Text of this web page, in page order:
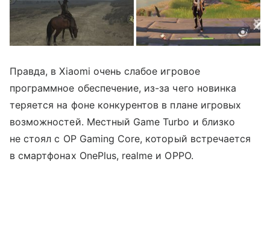
Правда, в Xiaomi очень слабое игровое
программное обеспечение, из-за чего новинка
теряется на фоне конкурентов в плане игровых
возможностей. Местный Game Turbo и близко
не стоял с OP Gaming Core, который встречается
в смартфонах OnePlus, realme и OPPO.